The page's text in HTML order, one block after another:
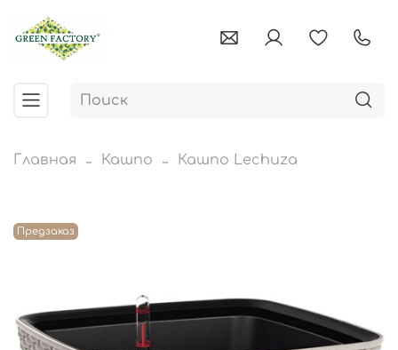
Главная Кашпо Кашпо Lechuza
Предзаказ